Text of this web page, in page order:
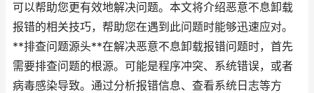
可以帮助您更有效地解决问题。本文将介绍恶意不息卸载
报错的相关技巧，帮助您在遇到此问题时能够迅速应对。
**排查问题源头**在解决恶意不息卸载报错问题时，首先
需要排查问题的根源。可能是程序冲突、系统错误，或者
病毒感染导致。通过分析报错信息、查看系统日志等方